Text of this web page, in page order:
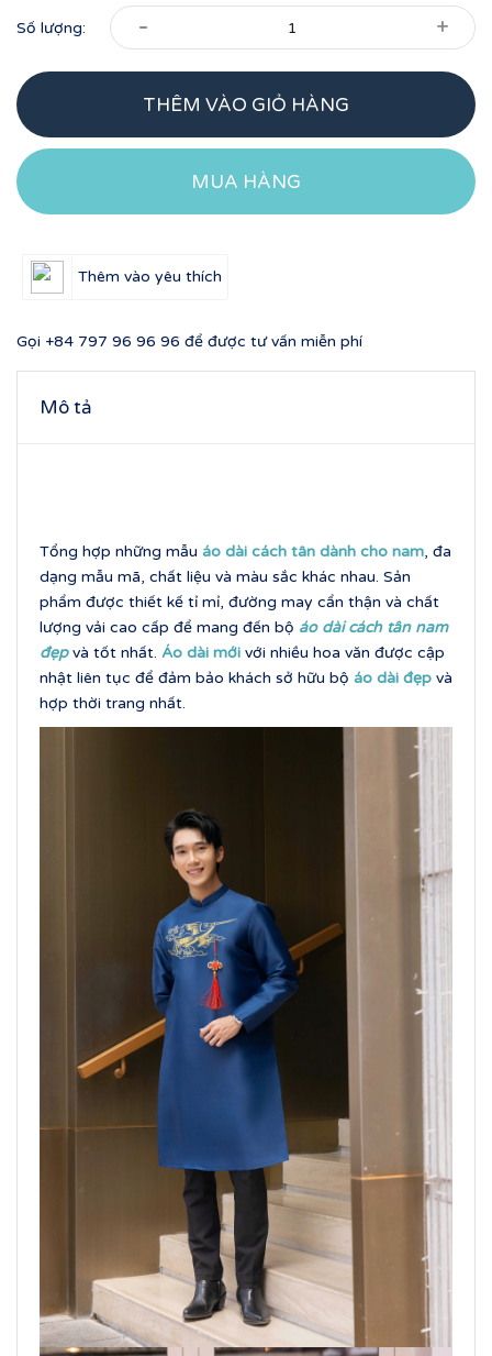
Số lượng: - +
THÊM VÀO GIỎ HÀNG
MUA HÀNG
Thêm vào yêu thích
Gọi +84 797 96 96 96 để được tư vấn miễn phí
Mô tả
Tổng hợp những mẫu áo dài cách tân dành cho nam, đa
dạng mẫu mã, chất liệu và màu sắc khác nhau. Sản
phẩm được thiết kế tỉ mỉ, đường may cẩn thận và chất
lượng vải cao cấp để mang đến bộ áo dài cách tân nam
đẹpvà tốt nhất. Áo dài mới với nhiều hoa văn được cập
nhật liên tục để đảm bảo khách sở hữu bộ áo dài đẹp và
hợp thời trang nhất.